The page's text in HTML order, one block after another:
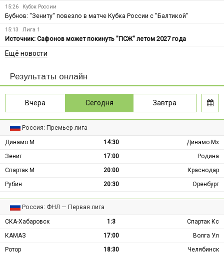
15:26 Кубок России
Бубнов: "Зениту" повезло в матче Кубка России с "Балтикой"
15:13 Лига 1
Источник: Сафонов может покинуть "ПСЖ" летом 2027 года
Ещё новости
Результаты онлайн
Вчера Сегодня Завтра
Россия: Премьер-лига
Динамо М 14:30
Динамо Мх
Зенит
17:00
Родина
Спартак М
20:00
Краснодар
Рубин
20:30 Оренбург
Россия: ФНЛ — Первая лига
СКА-Хабаровск 1:3
Спартак Кс
КАМАЗ
17:00
Волга Ул
Ротор
18:30 Челябинск